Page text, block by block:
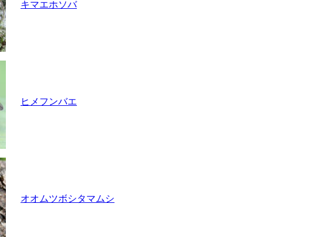
キマエホソバ
ヒメフンバエ
オオムツボシタマムシ